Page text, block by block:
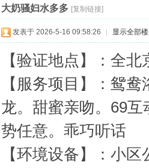
大奶骚妇水多多 [复制链接]
发表于 2026-5-16 09:58:26 显示全部
【验证地点】：全北
【服务项目】：鸳
龙。甜蜜亲吻。69
势任意。乖巧听话
【环境设备】：小区